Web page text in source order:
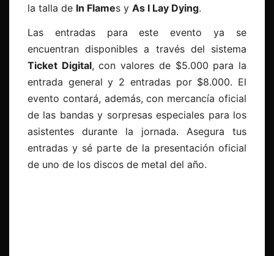
la talla de In Flames y As I Lay Dying.
Las entradas para este evento ya se
encuentran disponibles a través del sistema
Ticket Digital, con valores de $5.000 para la
entrada general y 2 entradas por $8.000. El
evento contará, además, con mercancía oficial
de las bandas y sorpresas especiales para los
asistentes durante la jornada. Asegura tus
entradas y sé parte de la presentación oficial
de uno de los discos de metal del año.